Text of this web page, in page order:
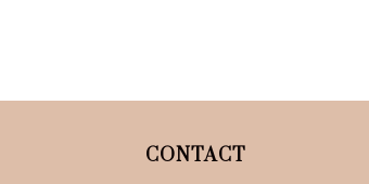
CONTACT